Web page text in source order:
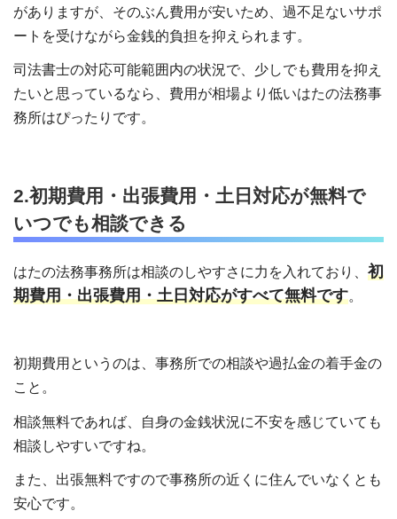
がありますが、そのぶん費用が安いため、過不足ないサポ
ートを受けながら金銭的負担を抑えられます。
司法書士の対応可能範囲内の状況で、少しでも費用を抑え
たいと思っているなら、費用が相場より低いはたの法務事
務所はぴったりです。
2.初期費用・出張費用・土日対応が無料で
いつでも相談できる
はたの法務事務所は相談のしやすさに力を入れており、 初
期費用・出張費用・土日対応がすべて無料です。
初期費用というのは、事務所での相談や過払金の着手金の
こと。
相談無料であれば、自身の金銭状況に不安を感じていても
相談しやすいですね。
また、出張無料ですので事務所の近くに住んでいなくとも
安心です。